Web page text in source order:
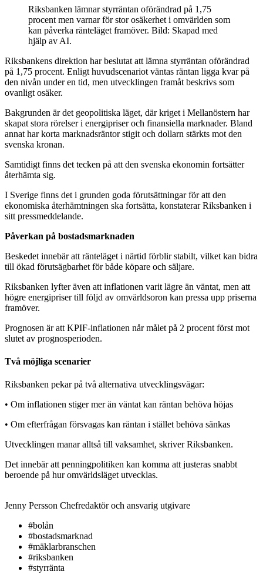
Riksbanken lämnar styrräntan oförändrad på 1,75
procent men varnar för stor osäkerhet i omvärlden som
kan påverka ränteläget framöver. Bild: Skapad med
hjälp av AI.
Riksbankens direktion har beslutat att lämna styrräntan oförändrad
på 1,75 procent. Enligt huvudscenariot väntas räntan ligga kvar på
den nivån under en tid, men utvecklingen framåt beskrivs som
ovanligt osäker.
Bakgrunden är det geopolitiska läget, där kriget i Mellanöstern har
skapat stora rörelser i energipriser och finansiella marknader. Bland
annat har korta marknadsräntor stigit och dollarn stärkts mot den
svenska kronan.
Samtidigt finns det tecken på att den svenska ekonomin fortsätter
återhämta sig.
I Sverige finns det i grunden goda förutsättningar för att den
ekonomiska återhämtningen ska fortsätta, konstaterar Riksbanken i
sitt pressmeddelande.
Påverkan på bostadsmarknaden
Beskedet innebär att ränteläget i närtid förblir stabilt, vilket kan bidra
till ökad förutsägbarhet för både köpare och säljare.
Riksbanken lyfter även att inflationen varit lägre än väntat, men att
högre energipriser till följd av omvärldsoron kan pressa upp priserna
framöver.
Prognosen är att KPIF-inflationen når målet på 2 procent först mot
slutet av prognosperioden.
Två möjliga scenarier
Riksbanken pekar på två alternativa utvecklingsvägar:
• Om inflationen stiger mer än väntat kan räntan behöva höjas
• Om efterfrågan försvagas kan räntan i stället behöva sänkas
Utvecklingen manar alltså till vaksamhet, skriver Riksbanken.
Det innebär att penningpolitiken kan komma att justeras snabbt
beroende på hur omvärldsläget utvecklas.
Jenny Persson Chefredaktör och ansvarig utgivare
#bolån
#bostadsmarknad
#mäklarbranschen
#riksbanken
#styrränta